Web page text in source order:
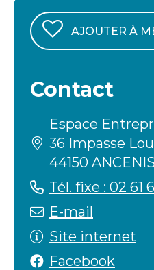
AJOUTER À
Contact
Espace
36 Impasse
44150
Tél. fixe : 02 61
E-mail
Site internet
Facebook